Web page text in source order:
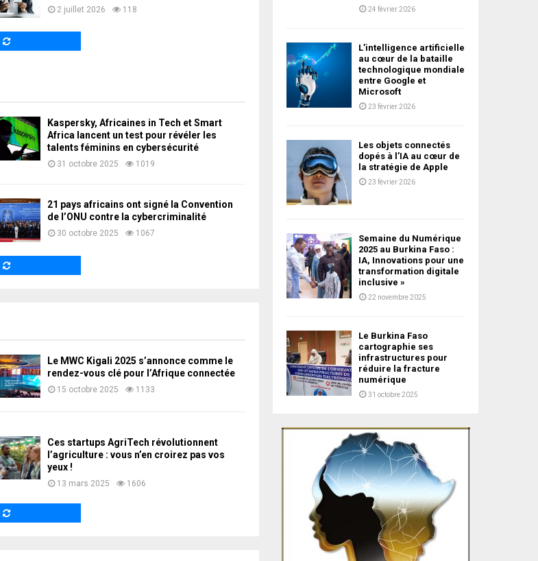
2 juillet 2026 118
Kaspersky, Africaines in Tech et Smart
Africa lancent un test pour révéler les
talents féminins en cybersécurité
31 octobre 2025 1019
21 pays africains ont signé la Convention
de l’ONU contre la cybercriminalité
30 octobre 2025 1067
Le MWC Kigali 2025 s’annonce comme le
rendez-vous clé pour l’Afrique connectée
15 octobre 2025 1133
Ces startups AgriTech révolutionnent
l’agriculture : vous n’en croirez pas vos
yeux !
13 mars 2025 1606
24 février 2026
L’intelligence artificielle
au cœur de la bataille
technologique mondiale
entre Google et
Microsoft
23 février 2026
Les objets connectés
dopés à l’IA au cœur de
la stratégie de Apple
23 février 2026
Semaine du Numérique
2025 au Burkina Faso :
IA, Innovations pour une
transformation digitale
inclusive »
22 novembre 2025
Le Burkina Faso
cartographie ses
infrastructures pour
réduire la fracture
numérique
31 octobre 2025